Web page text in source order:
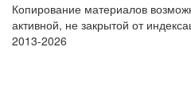
Копирование материалов
активной, не закрытой от
2013-2026